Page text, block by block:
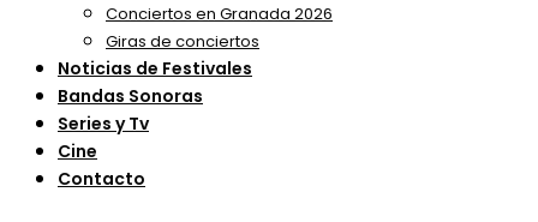
Conciertos en Granada 2026
Giras de conciertos
Noticias de Festivales
Bandas Sonoras
Series y Tv
Cine
Contacto